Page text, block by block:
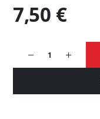
7,50 €